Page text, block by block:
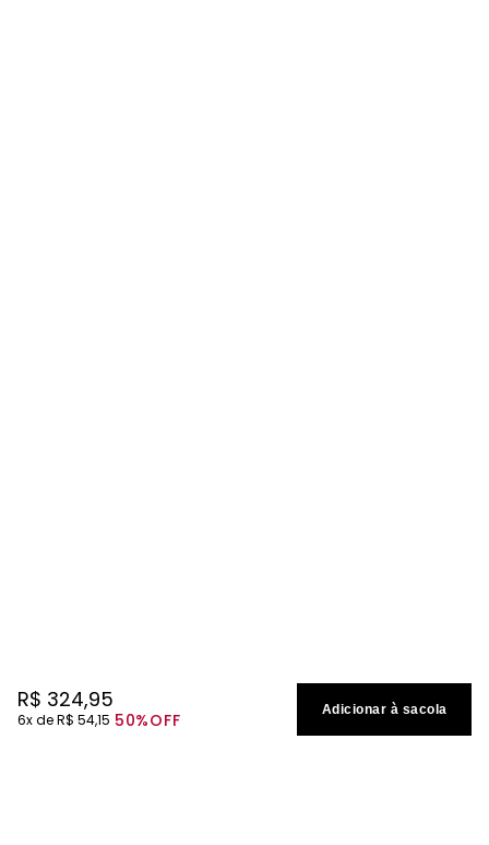
R$ 324,95
6 R$ 54,15 50%OFF Adicionar à sacola